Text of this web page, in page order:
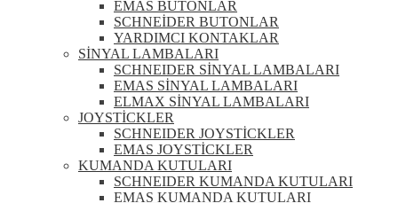
EMAS BUTONLAR
SCHNEİDER BUTONLAR
YARDIMCI KONTAKLAR
SİNYAL LAMBALARI
SCHNEIDER SİNYAL LAMBALARI
EMAS SİNYAL LAMBALARI
ELMAX SİNYAL LAMBALARI
JOYSTİCKLER
SCHNEIDER JOYSTİCKLER
EMAS JOYSTİCKLER
KUMANDA KUTULARI
SCHNEIDER KUMANDA KUTULARI
EMAS KUMANDA KUTULARI